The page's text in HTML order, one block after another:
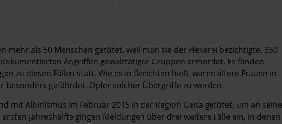
mehr als 50 Menschen getötet, weil man sie der Hexerei bezichtigte. 350
Angriffen gewalttätiger Gruppen ermordet. Es fanden
zu diesen Fällen statt. Wie es in Berichten hieß, waren ältere Frauen in
besonders gefährdet, Opfer solcher Übergriffe zu werden.
mit Albinismus im Februar 2015 in der Region Geita getötet, um an seine
Jahreshälfte gingen Meldungen über drei weitere Fälle ein, in denen